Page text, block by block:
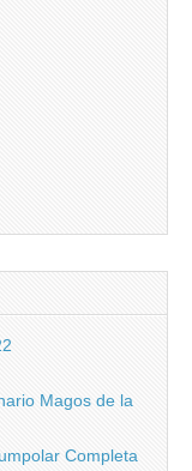
Magos de la
Completa